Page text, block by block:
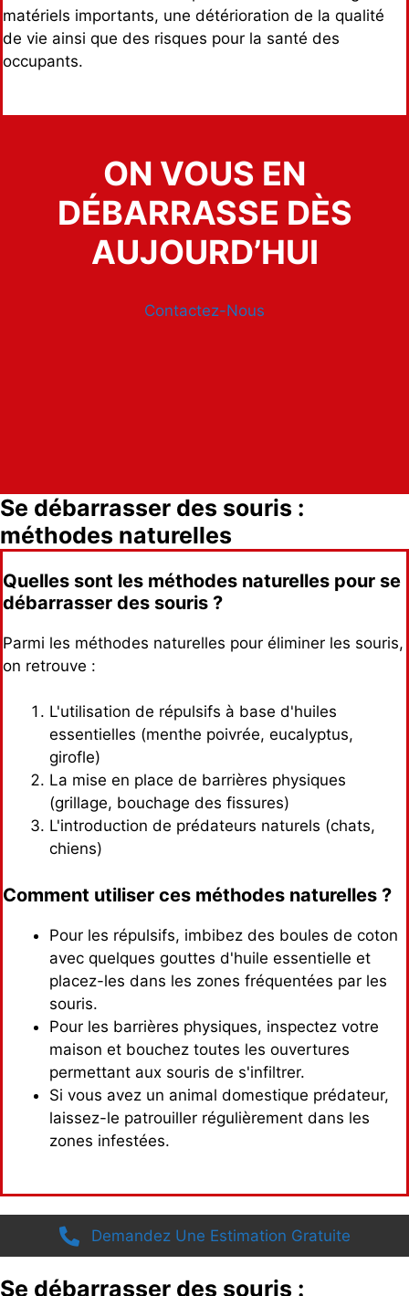
matériels importants, une détérioration de la qualité
de vie ainsi que des risques pour la santé des
occupants.
ON VOUS EN
DÉBARRASSE DÈS
AUJOURD’HUI
Contactez-Nous
Se débarrasser des souris :
méthodes naturelles
Quelles sont les méthodes naturelles pour se
débarrasser des souris ?
Parmi les méthodes naturelles pour éliminer les souris,
on retrouve :
L'utilisation de répulsifs à base d'huiles
essentielles (menthe poivrée, eucalyptus,
girofle)
La mise en place de barrières physiques
(grillage, bouchage des fissures)
L'introduction de prédateurs naturels (chats,
chiens)
Comment utiliser ces méthodes naturelles ?
Pour les répulsifs, imbibez des boules de coton
avec quelques gouttes d'huile essentielle et
placez-les dans les zones fréquentées par les
souris.
Pour les barrières physiques, inspectez votre
maison et bouchez toutes les ouvertures
permettant aux souris de s'infiltrer.
Si vous avez un animal domestique prédateur,
laissez-le patrouiller régulièrement dans les
zones infestées.
Demandez Une Estimation Gratuite
Se débarrasser des souris :